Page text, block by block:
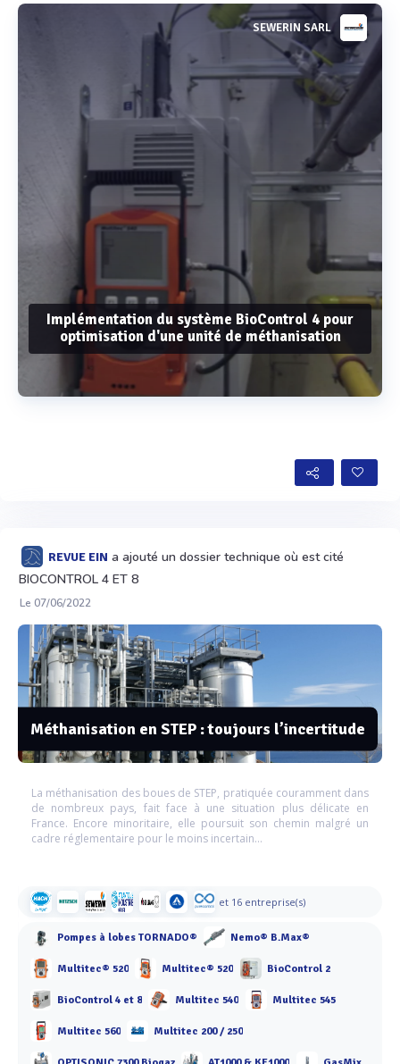
SEWERIN SARL
Implémentation du système BioControl 4 pour
optimisation d'une unité de méthanisation
REVUE EIN a ajouté un dossier technique où est cité
BIOCONTROL 4 ET 8
Le 07/06/2022
Méthanisation en STEP : toujours l’incertitude
La méthanisation des boues de STEP, pratiquée couramment dans
de nombreux pays, fait face à une situation plus délicate en
France. Encore minoritaire, elle poursuit son chemin malgré un
cadre réglementaire pour le moins incertain…
et 16 entreprise(s)
Pompes à lobes TORNADO® Nemo® B.Max®
Multitec® 520 Multitec® 520 BioControl 2
BioControl 4 et 8 Multitec 540 Multitec 545
Multitec 560 Multitec 200 / 250